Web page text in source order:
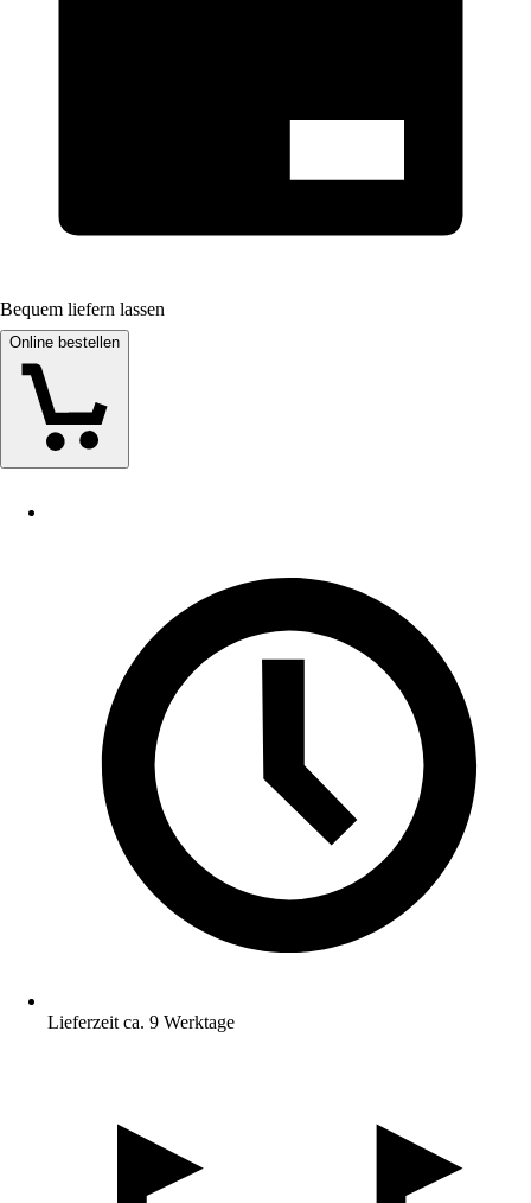
Bequem liefern lassen
Online bestellen
Lieferzeit ca. 9 Werktage